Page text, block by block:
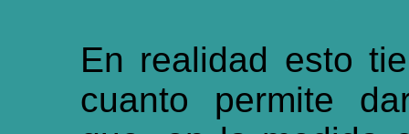
En realidad esto
cuanto permite